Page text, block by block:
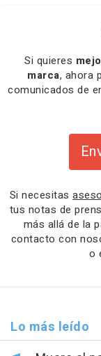
Si quieres
marca, ahora
comunicados de
Si necesitas
tus notas de
más allá de la
contacto con
o
Lo más leído